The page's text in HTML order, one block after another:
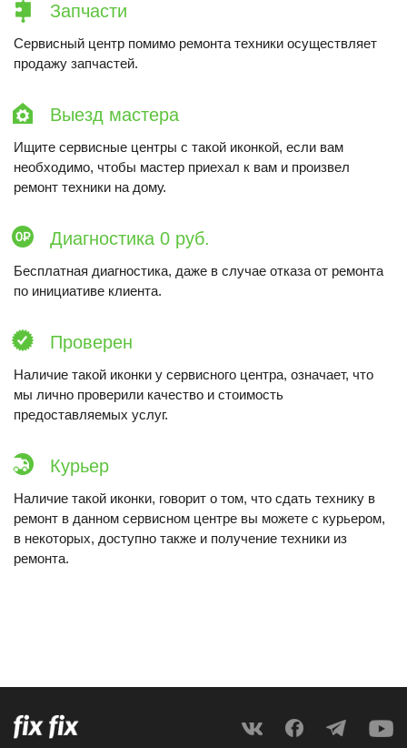
Запчасти
Сервисный центр помимо ремонта техники осуществляет
продажу запчастей.
Выезд мастера
Ищите сервисные центры с такой иконкой, если вам
необходимо, чтобы мастер приехал к вам и произвел
ремонт техники на дому.
Диагностика 0 руб.
Бесплатная диагностика, даже в случае отказа от ремонта
по инициативе клиента.
Проверен
Наличие такой иконки у сервисного центра, означает, что
мы лично проверили качество и стоимость
предоставляемых услуг.
Курьер
Наличие такой иконки, говорит о том, что сдать технику в
ремонт в данном сервисном центре вы можете с курьером,
в некоторых, доступно также и получение техники из
ремонта.